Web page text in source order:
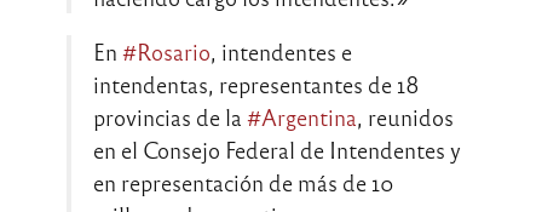
En #Rosario, intendentes e
intendentas, representantes de 18
provincias de la #Argentina, reunidos
en el Consejo Federal de Intendentes y
en representación de más de 10